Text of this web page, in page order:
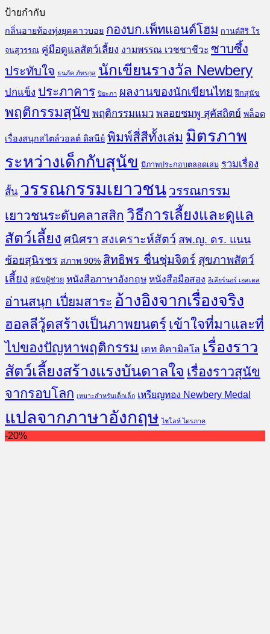
ป้ายกำกับ
กลิ่นอายท้องทุ่งยุคคาวบอย กองบก.เพ็ทแอนด์โฮม กานต์สิริ โร
จนสุวรรณ คู่มือดูแลสัตว์เลี้ยง งามพรรณ เวชชาชีวะ ซาบซึ้ง
ประทับใจ ธนภัค ภัทรกุล นักเขียนรางวัล Newbery
ปกแข็ง ประภาคาร ปิยะภา ผลงานของนักเขียนไทย ฝึกสุนัข
พฤติกรรมสุนัข พฤติกรรมแมว พลอยชมพู สุคัสถิตย์ พล็อต
เรื่องสนุกสไตล์วอลต์ ดิสนีย์ พิมพ์สี่สีทั้งเล่ม มิตรภาพ
ระหว่างเด็กกับสุนัข มีภาพประกอบตลอดเล่ม รวมเรื่อง
สั้น วรรณกรรมเยาวชน วรรณกรรม
เยาวชนระดับคลาสสิก วิธีการเลี้ยงและดูแล
สัตว์เลี้ยง ศนิศรา สงเคราะห์สัตว์ สพ.ญ. ดร. แนน
ช้อยสุนิรชร สภาพ 90% สิทธิพร ชื่นชุ่มจิตร์ สุขภาพสัตว์
เลี้ยง สุนัขผู้ช่วย หนังสือภาษาอังกฤษ หนังสือมือสอง อีเลียร์นอร์ เอสเตส
อ่านสนุก เปี่ยมสาระ อ้างอิงจากเรื่องจริง
ฮอลลีวู้ดสร้างเป็นภาพยนตร์ เข้าใจที่มาและที่
ไปของปัญหาพฤติกรรม เคท ดิคามิลโล เรื่องราว
สัตว์เลี้ยงสร้างแรงบันดาลใจ เรื่องราวสุนัข
จากรอบโลก เหมาะสำหรับเด็กเล็ก เหรียญทอง Newbery Medal
แปลจากภาษาอังกฤษ ไชโลห์ ไตรภาค
-20%